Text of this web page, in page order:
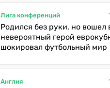
Лига конференций
Родился без руки, но вошел
невероятный герой
шокировал футбольный мир
Англия